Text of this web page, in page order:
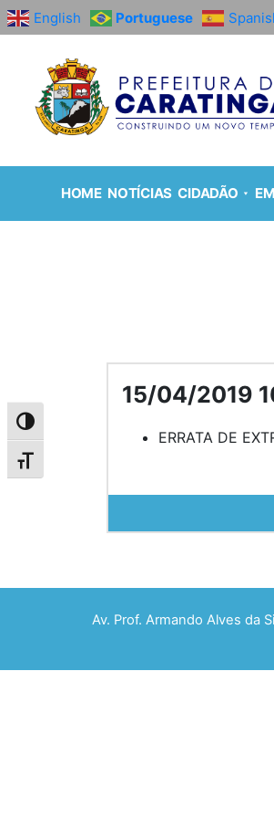
Alternar alto contraste
Alternar tamanho da fonte
English Portuguese
HOME NOTÍCIAS CIDADÃO
15/04/2019
ERRATA DE
Av. Prof. Armando Alves da